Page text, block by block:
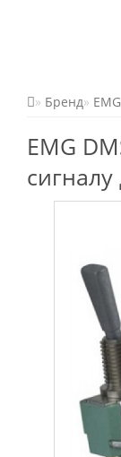
Бренд EMG
EMG
сигналу